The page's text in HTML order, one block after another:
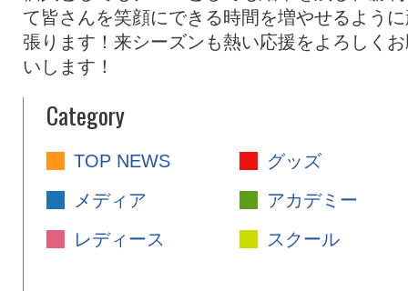
て皆さんを笑顔にできる時間を増やせるよう
張ります！来シーズンも熱い応援をよろしく
いします！
Category
TOP NEWS
グッズ
メディア
アカデミー
レディース
スクール